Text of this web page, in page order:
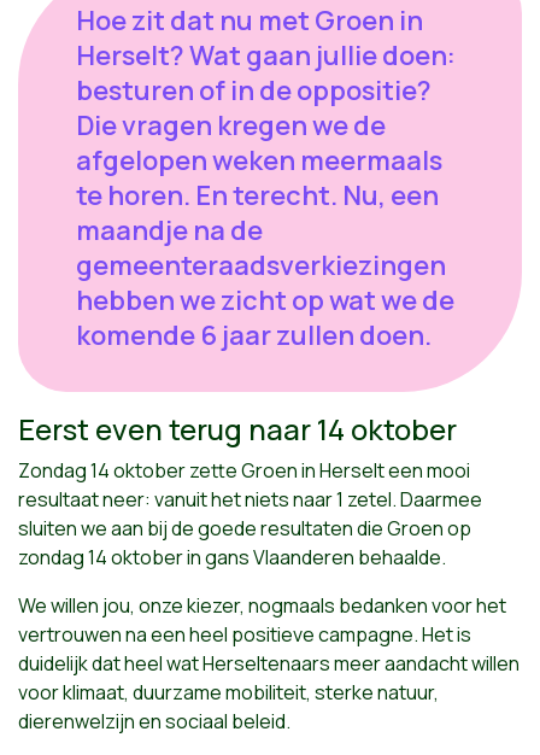
Hoe zit dat nu met Groen in
Herselt? Wat gaan jullie doen:
besturen of in de oppositie?
Die vragen kregen we de
afgelopen weken meermaals
te horen. En terecht. Nu, een
maandje na de
gemeenteraadsverkiezingen
hebben we zicht op wat we de
komende 6 jaar zullen doen.
Eerst even terug naar 14 oktober
Zondag 14 oktober zette Groen in Herselt een mooi
resultaat neer: vanuit het niets naar 1 zetel. Daarmee
sluiten we aan bij de goede resultaten die Groen op
zondag 14 oktober in gans Vlaanderen behaalde.
We willen jou, onze kiezer, nogmaals bedanken voor het
vertrouwen na een heel positieve campagne. Het is
duidelijk dat heel wat Herseltenaars meer aandacht willen
voor klimaat, duurzame mobiliteit, sterke natuur,
dierenwelzijn en sociaal beleid.